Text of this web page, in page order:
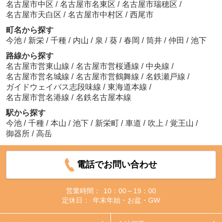
名古屋市中区 / 名古屋市名東区 / 名古屋市瑞穂区 /
名古屋市天白区 / 名古屋市中村区 / 西尾市
町名から探す
今池 / 新栄 / 千種 / 内山 / 泉 / 葵 / 春岡 / 筒井 / 仲田 / 池下
路線から探す
名古屋市営東山線 / 名古屋市営桜通線 / 中央線 /
名古屋市営名城線 / 名古屋市営鶴舞線 / 名鉄瀬戸線 /
ガイドウェイバス志段味線 / 東海道本線 /
名古屋市営名港線 / 名鉄名古屋本線
駅から探す
今池 / 千種 / 本山 / 池下 / 新栄町 / 車道 / 吹上 / 覚王山 /
御器所 / 高岳
電話でお問い合わせ
営業時間：
10：00～19：00
定休日：
年末年始・お盆・GW